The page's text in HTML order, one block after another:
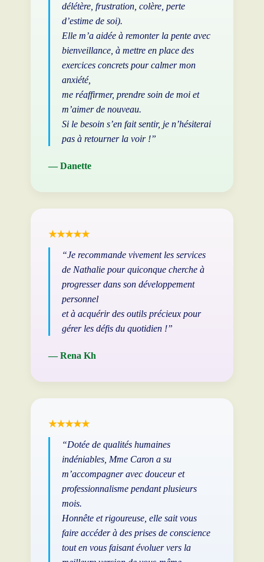
délétère, frustration, colère, perte
d’estime de soi).
Elle m’a aidée à remonter la pente avec
bienveillance, à mettre en place des
exercices concrets pour calmer mon
anxiété,
me réaffirmer, prendre soin de moi et
m’aimer de nouveau.
Si le besoin s’en fait sentir, je n’hésiterai
pas à retourner la voir !”
— Danette
★★★★★
“Je recommande vivement les services
de Nathalie pour quiconque cherche à
progresser dans son développement
personnel
et à acquérir des outils précieux pour
gérer les défis du quotidien !”
— Rena Kh
★★★★★
“Dotée de qualités humaines
indéniables, Mme Caron a su
m’accompagner avec douceur et
professionnalisme pendant plusieurs
mois.
Honnête et rigoureuse, elle sait vous
faire accéder à des prises de conscience
tout en vous faisant évoluer vers la